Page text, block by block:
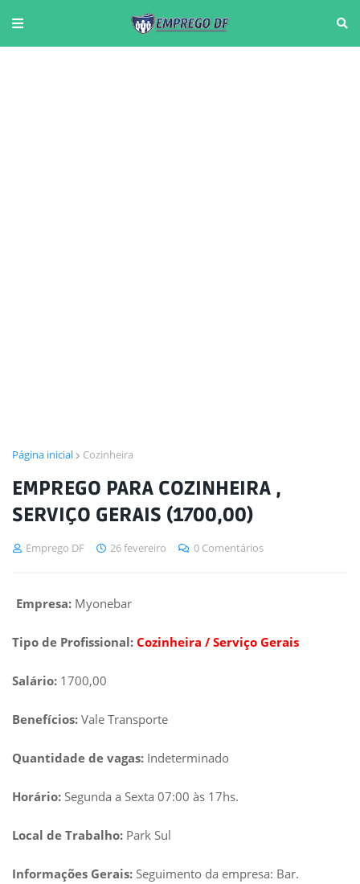
Página inicial Cozinheira
EMPREGO PARA COZINHEIRA ,
SERVIÇO GERAIS (1700,00)
Emprego DF 26 fevereiro 0 Comentários
Empresa: Myonebar
Tipo de Profissional: Cozinheira / Serviço Gerais
Salário: 1700,00
Benefícios: Vale Transporte
Quantidade de vagas: Indeterminado
Horário: Segunda a Sexta 07:00 às 17hs.
Local de Trabalho: Park Sul
Informações Gerais: Seguimento da empresa: Bar.